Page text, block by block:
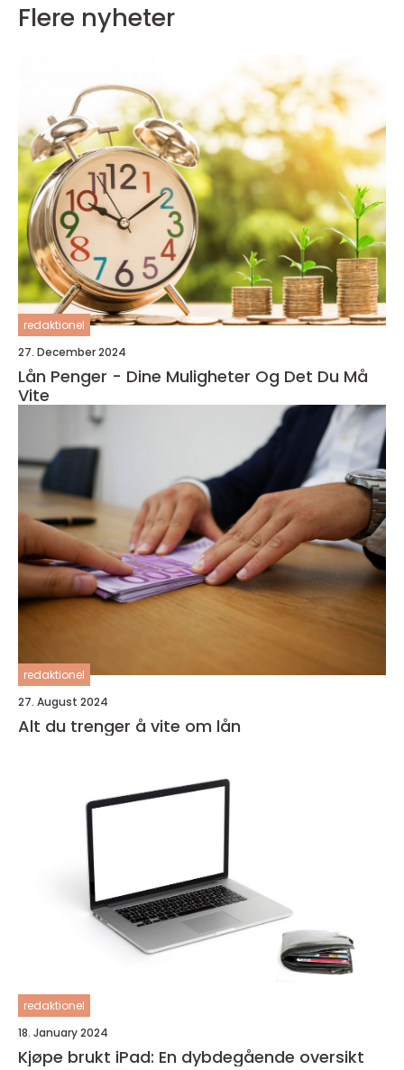
Flere nyheter
redaktionel
27. December 2024
Lån Penger - Dine Muligheter Og Det Du Må
Vite
redaktionel
27. August 2024
Alt du trenger å vite om lån
redaktionel
18. January 2024
Kjøpe brukt iPad: En dybdegående oversikt